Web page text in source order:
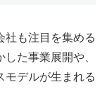
社も注目を集める
た事業展開や、
モデルが生まれる